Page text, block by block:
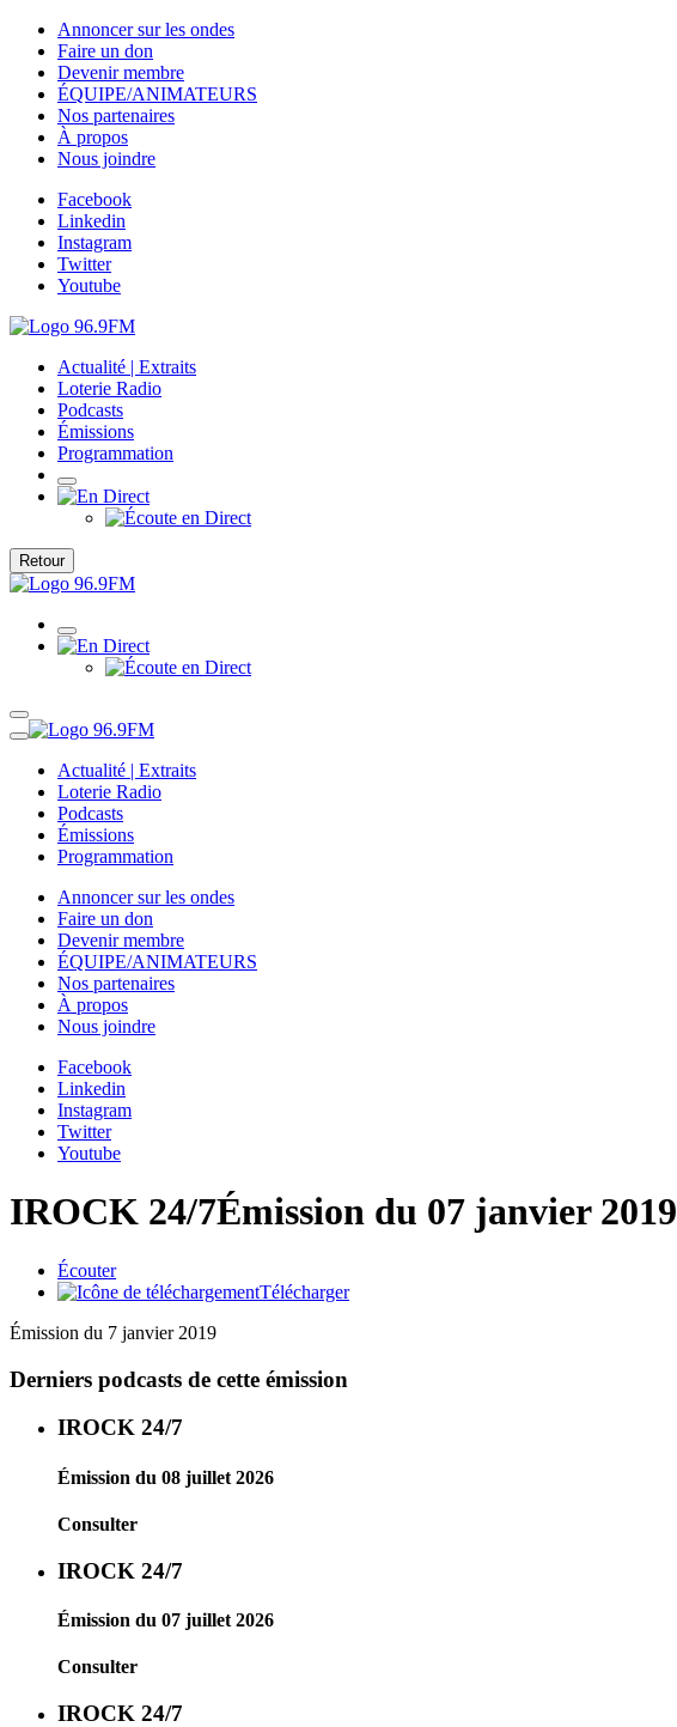
Annoncer sur les ondes
Faire un don
Devenir membre
ÉQUIPE/ANIMATEURS
Nos partenaires
À propos
Nous joindre
Facebook
Linkedin
Instagram
Twitter
Youtube
Actualité | Extraits
Loterie Radio
Podcasts
Émissions
Programmation
Retour
Actualité | Extraits
Loterie Radio
Podcasts
Émissions
Programmation
Annoncer sur les ondes
Faire un don
Devenir membre
ÉQUIPE/ANIMATEURS
Nos partenaires
À propos
Nous joindre
Facebook
Linkedin
Instagram
Twitter
Youtube
IROCK 24/7Émission du 07 janvier 2019
Écouter
Télécharger
Émission du 7 janvier 2019
Derniers podcasts de cette émission
IROCK 24/7
Émission du 08 juillet 2026
Consulter
IROCK 24/7
Émission du 07 juillet 2026
Consulter
IROCK 24/7